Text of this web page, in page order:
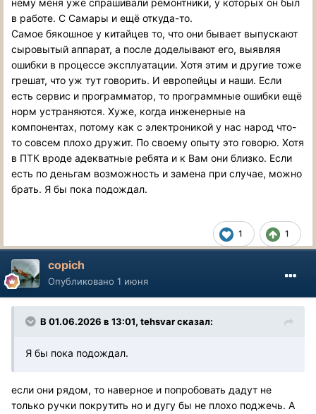
нему меня уже спрашивали ремонтники, у которых он был
в работе. С Самары и ещё откуда-то.
Самое бякошное у китайцев то, что они бывает выпускают
сыровытый аппарат, а после доделывают его, выявляя
ошибки в процессе эксплуатации. Хотя этим и другие тоже
грешат, что уж тут говорить. И европейцы и наши. Если
есть сервис и программатор, то программные ошибки ещё
норм устраняются. Хуже, когда инженерные на
компонентах, потому как с электроникой у нас народ что-
то совсем плохо дружит. По своему опыту это говорю. Хотя
в ПТК вроде адекватные ребята и к Вам они близко. Если
есть по деньгам возможность и замена при случае, можно
брать. Я бы пока подождал.
1 1
copich
Опубликовано 1 июня
В 01.06.2026 в 13:01, tehsvarсказал:
Я бы пока подождал.
если они рядом, то наверное и попробовать дадут не
только ручки покрутить но и дугу бы не плохо поджечь. А